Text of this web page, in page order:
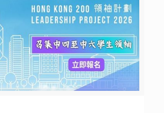
本構型。 張嶠提到，目前航太員在中
生活豐富，除了空間科學實驗等工
和在軌維護。站內亦有智慧家居系
控制各類生活設備。 核工業新星肖
燃人類夢想 中核集團核工業西南物
研究員肖國梁講解被稱為「人造太
成為未來能源。核聚變指兩個較輕的
下結合，形成較重的原子核並釋放出